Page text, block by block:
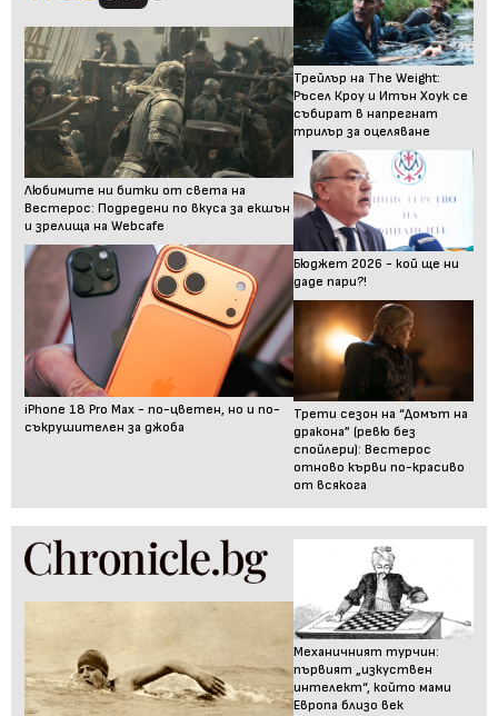
Любимите ни битки от света на
Вестерос: Подредени по вкуса за екшън
и зрелища на Webcafe
iPhone 18 Pro Max - по-цветен, но и по-
съкрушителен за джоба
Трейлър на The Weight:
Ръсел Кроу и Итън Хоук се
събират в напрегнат
трилър за оцеляване
Бюджет 2026 - кой ще ни
даде пари?!
Трети сезон на “Домът на
дракона” (ревю без
спойлери): Вестерос
отново кърви по-красиво
от всякога
Механичният турчин:
първият „изкуствен
интелект“, който мами
Европа близо век